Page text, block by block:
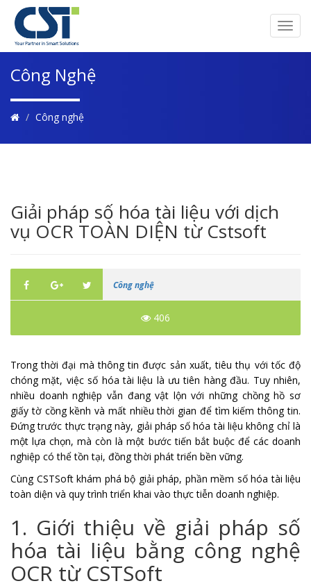
Công Nghệ
Công nghệ
Giải pháp số hóa tài liệu với dịch
vụ OCR TOÀN DIỆN từ Cstsoft
Công nghệ
406
Trong thời đại mà thông tin được sản xuất, tiêu thụ với tốc độ
chóng mặt, việc số hóa tài liệu là ưu tiên hàng đầu. Tuy nhiên,
nhiều doanh nghiệp vẫn đang vật lộn với những chồng hồ sơ
giấy tờ cồng kềnh và mất nhiều thời gian để tìm kiếm thông tin.
Đứng trước thực trạng này, giải pháp số hóa tài liệu không chỉ là
một lựa chọn, mà còn là một bước tiến bắt buộc để các doanh
nghiệp có thể tồn tại, đồng thời phát triển bền vững.
Cùng CSTSoft khám phá bộ giải pháp, phần mềm số hóa tài liệu
toàn diện và quy trình triển khai vào thực tiễn doanh nghiệp.
1. Giới thiệu về giải pháp số
hóa tài liệu bằng công nghệ
OCR từ CSTSoft